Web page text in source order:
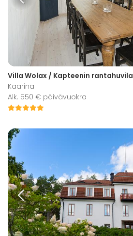
Villa Wolax / Kapteenin rantahuvila
Kaarina
Alk. 550 € päivävuokra